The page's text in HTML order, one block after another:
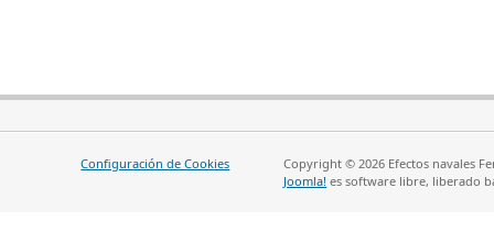
Configuración de Cookies
Copyright © 2026 Efectos navales
Joomla! es software libre, liberado